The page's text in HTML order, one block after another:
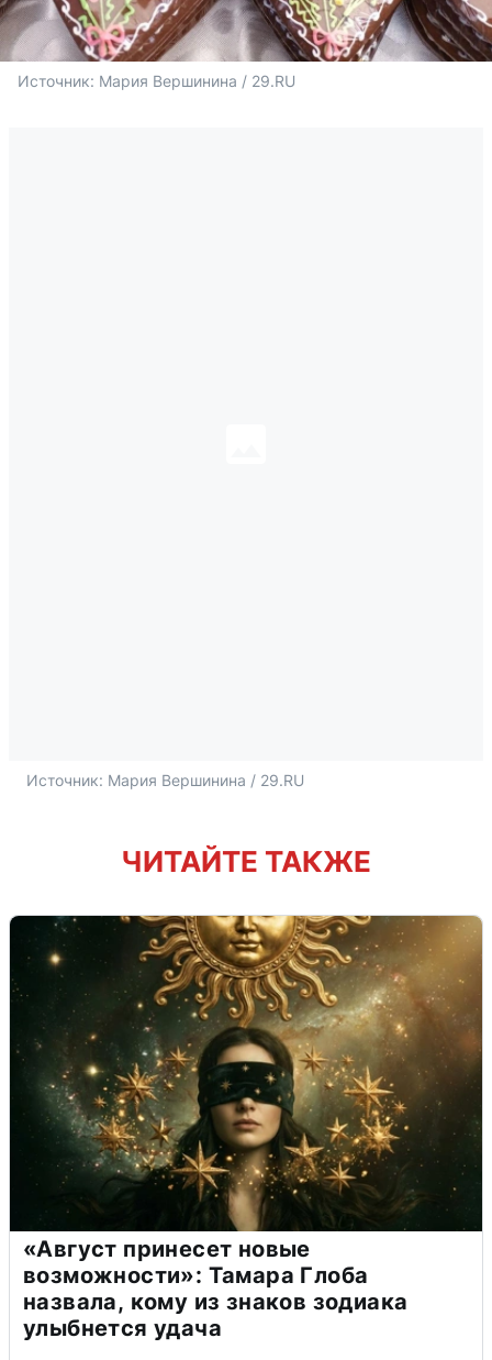
Источник: Мария Вершинина / 29.RU
Источник: Мария Вершинина / 29.RU
ЧИТАЙТЕ ТАКЖЕ
«Август принесет новые
возможности»: Тамара Глоба
назвала, кому из знаков зодиака
улыбнется удача